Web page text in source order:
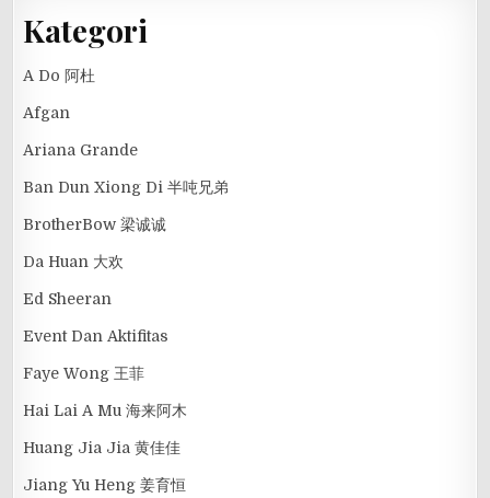
Kategori
A Do 阿杜
Afgan
Ariana Grande
Ban Dun Xiong Di 半吨兄弟
BrotherBow 梁诚诚
Da Huan 大欢
Ed Sheeran
Event Dan Aktifitas
Faye Wong 王菲
Hai Lai A Mu 海来阿木
Huang Jia Jia 黄佳佳
Jiang Yu Heng 姜育恒